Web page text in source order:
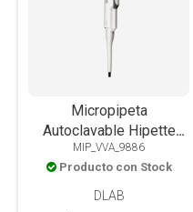
Micropipeta
Autoclavable Hipette
Colorful Volumen
Variable 20-200ul
MIP_VVA_9886
Producto con Stock
DLAB